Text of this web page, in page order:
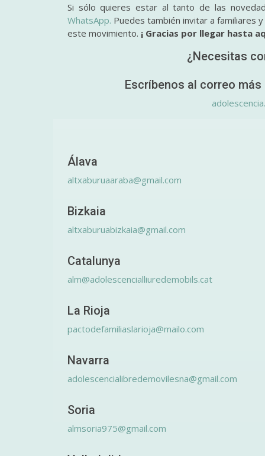
Si sólo quieres estar al tanto de las
WhatsApp. Puedes también invitar a familiares
este movimiento. ¡ Gracias por llegar hasta
¿Necesitas
Escríbenos al correo
Álava
altxaburuaaraba@gmail.com
Bizkaia
altxaburuabizkaia@gmail.com
Catalunya
alm@adolescencialliuredemobils.cat
La Rioja
pactodefamiliaslarioja@mailo.com
Navarra
adolescencialibredemovilesna@gmail.com
Soria
almsoria975@gmail.com